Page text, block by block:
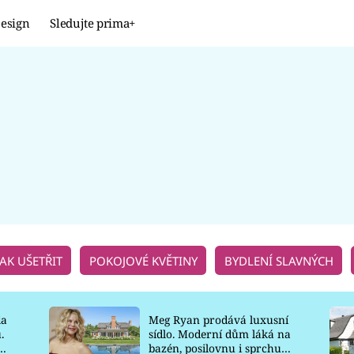
Sledujte prima+
UŠETŘIT POKOJOVÉ KVĚTINY BYDLENÍ SLAVNÝCH
Meg Ryan prodává luxusní
sídlo. Moderní dům láká na
bazén, posilovnu i sprchu